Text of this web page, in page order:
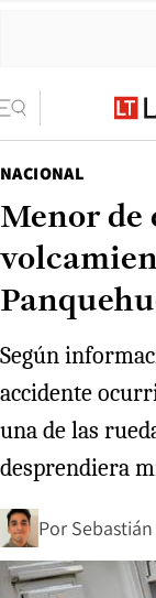
NACIONAL
Menor de
Según
accidente
una de las
desprendiera
Por Sebastián